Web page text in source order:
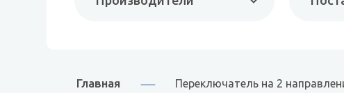
Главная Переключатель на 2